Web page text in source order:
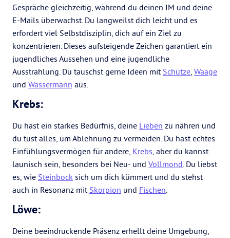
Gespräche gleichzeitig, während du deinen IM und deine
E-Mails überwachst. Du langweilst dich leicht und es
erfordert viel Selbstdisziplin, dich auf ein Ziel zu
konzentrieren. Dieses aufsteigende Zeichen garantiert ein
jugendliches Aussehen und eine jugendliche
Ausstrahlung. Du tauschst gerne Ideen mit Schütze, Waage
und Wassermann aus.
Krebs:
Du hast ein starkes Bedürfnis, deine Lieben zu nähren und
du tust alles, um Ablehnung zu vermeiden. Du hast echtes
Einfühlungsvermögen für andere, Krebs, aber du kannst
launisch sein, besonders bei Neu- und Vollmond. Du liebst
es, wie Steinbock sich um dich kümmert und du stehst
auch in Resonanz mit Skorpion und Fischen.
Löwe:
Deine beeindruckende Präsenz erhellt deine Umgebung,